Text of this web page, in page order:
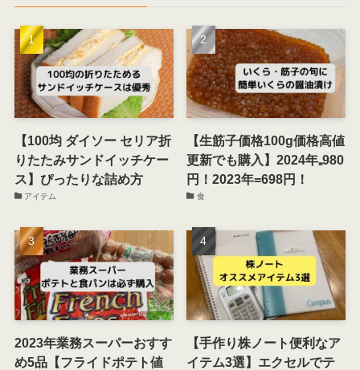
【100均 ダイソー セリア折
りたたみサンドイッチケー
ス】ぴったりな詰め方
アイテム
【生筋子価格100g価格高値
更新でも購入】2024年₌980
円！2023年=698円！
食
2023年業務スーパーおすす
め5品【フライドポテト値
【手作り株ノート便利なア
イテム3選】エクセルでテ